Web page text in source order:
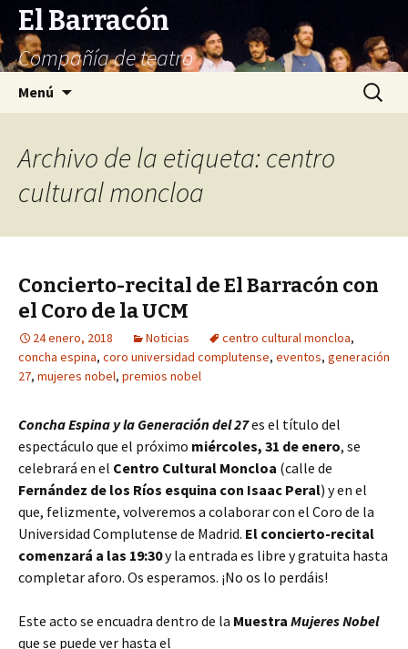
El Barracón
Compañía de teatro
Menú Buscar:
Archivo de la etiqueta: centro
cultural moncloa
Concierto-recital de El Barracón con
el Coro de la UCM
24 enero, 2018 Noticias centro cultural moncloa,
concha espina, coro universidad complutense, eventos, generación
27, mujeres nobel, premios nobel
Concha Espina y la Generación del 27es el título del
espectáculo que el próximo miércoles, 31 de enero, se
celebrará en el Centro Cultural Moncloa (calle de
Fernández de los Ríos esquina con Isaac Peral) y en el
que, felizmente, volveremos a colaborar con el Coro de la
Universidad Complutense de Madrid. El concierto-recital
comenzará a las 19:30y la entrada es libre y gratuita hasta
completar aforo. Os esperamos. ¡No os lo perdáis!
Este acto se encuadra dentro de la Muestra Mujeres Nobel
que se puede ver hasta el